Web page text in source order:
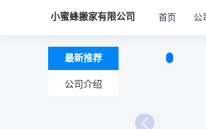
小蜜蜂搬家有限公司 首页 公
最新推荐
公司介绍